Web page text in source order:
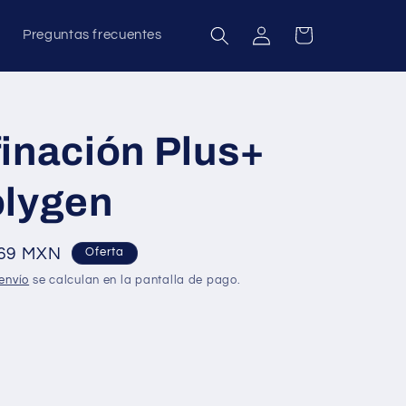
Preguntas frecuentes
Iniciar
sesión
Carrito
Plus+
MXN Oferta
se calculan en la pantalla de pago.